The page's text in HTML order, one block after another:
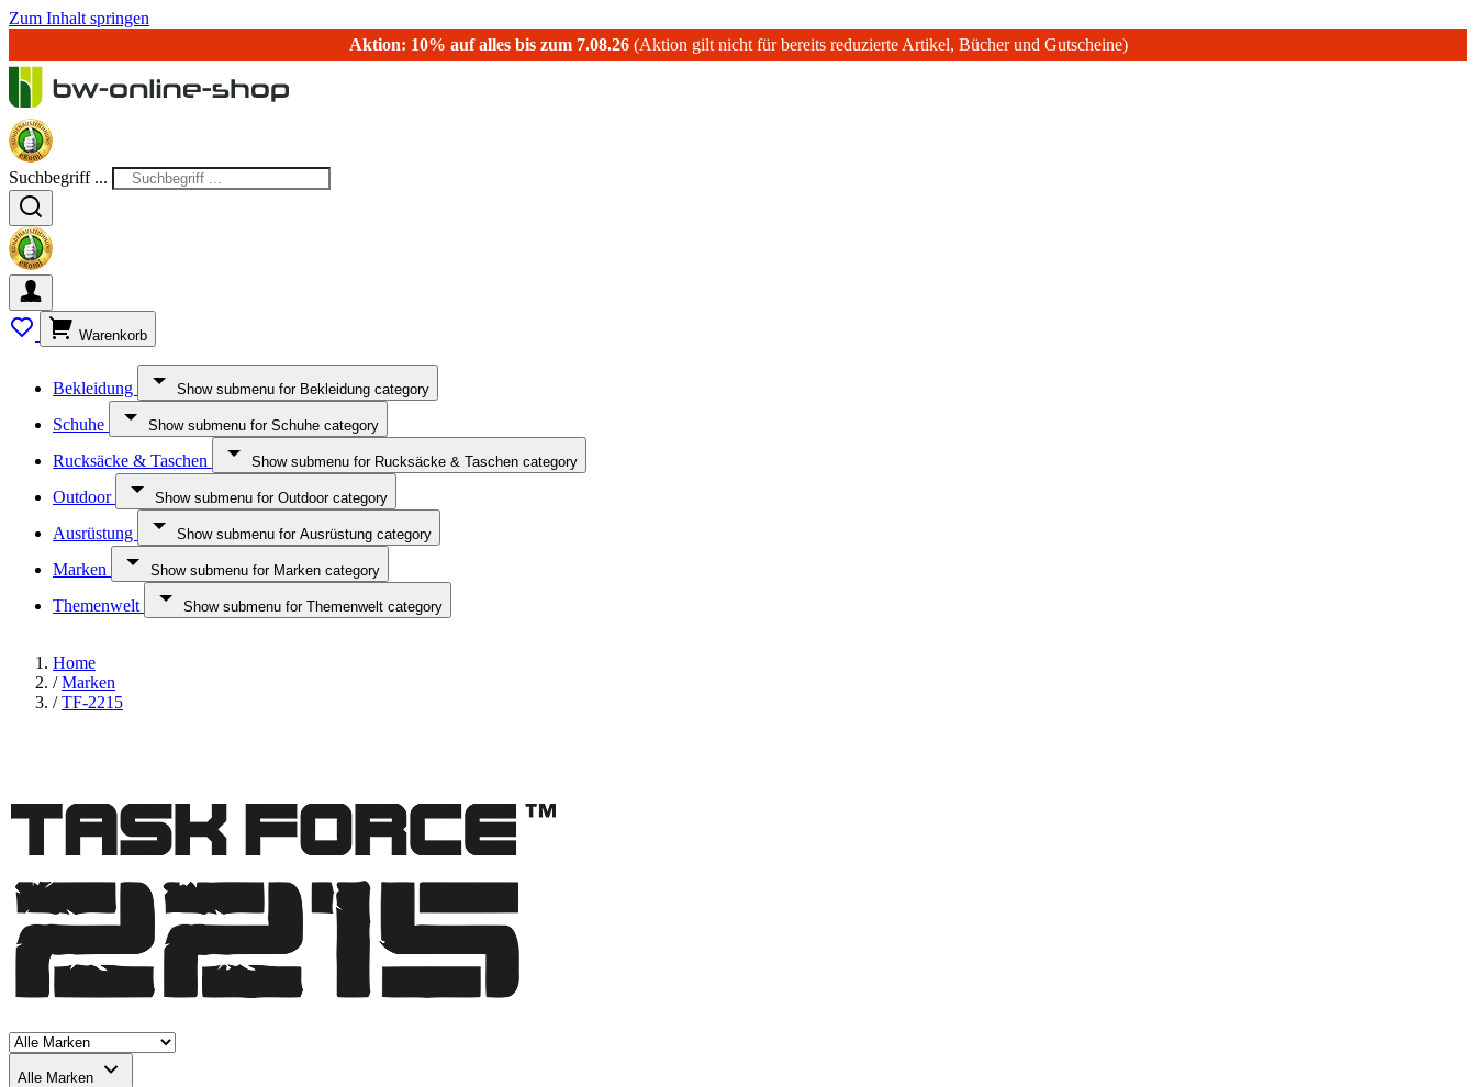
Zum Inhalt springen
Aktion: 10% auf alles bis zum 7.08.26(Aktion gilt nicht für bereits reduzierte Artikel, Bücher und Gutscheine)
Suchbegriff ...
Warenkorb
Bekleidung Show submenu for Bekleidung category
Schuhe Show submenu for Schuhe category
Rucksäcke & Taschen Show submenu for Rucksäcke & Taschen category
Outdoor Show submenu for Outdoor category
Ausrüstung Show submenu for Ausrüstung category
Marken Show submenu for Marken category
Themenwelt Show submenu for Themenwelt category
Home
/ Marken
/ TF-2215
Alle Marken